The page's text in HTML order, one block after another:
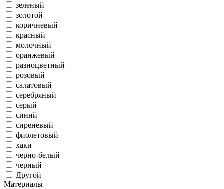
зеленый
золотой
коричневый
красный
молочный
оранжевый
разноцветный
розовый
салатовый
серебряный
серый
синий
сиреневый
фиолетовый
хаки
черно-белый
черный
Другой
Материалы